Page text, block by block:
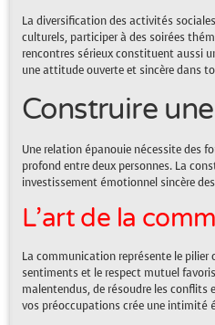
La diversification des activités
culturels, participer à des soirées
rencontres sérieux constituent aussi
une attitude ouverte et sincère dans
Construire
Une relation épanouie nécessite des
profond entre deux personnes. La
investissement émotionnel sincère
L’art de la
La communication représente le pilier
sentiments et le respect mutuel
malentendus, de résoudre les conflits
vos préoccupations crée une intimité